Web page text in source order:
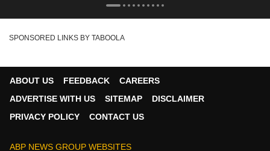
SPONSORED LINKS BY TABOOLA
ABOUT US FEEDBACK
CAREERS
ADVERTISE WITH US
SITEMAP
DISCLAIMER
PRIVACY POLICY
CONTACT US
ABP NEWS GROUP WEBSITES